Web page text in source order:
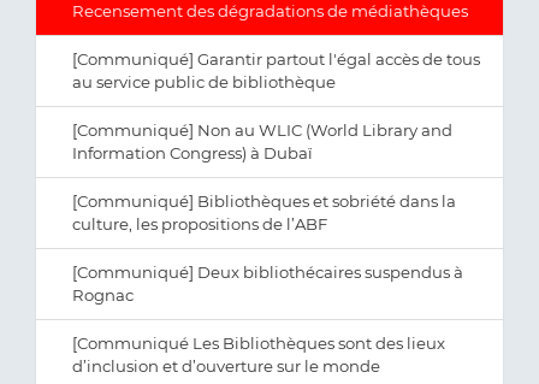
Recensement des dégradations de médiathèques
[Communiqué] Garantir partout l'égal accès de tous
au service public de bibliothèque
[Communiqué] Non au WLIC (World Library and
Information Congress) à Dubaï
[Communiqué] Bibliothèques et sobriété dans la
culture, les propositions de l’ABF
[Communiqué] Deux bibliothécaires suspendus à
Rognac
[Communiqué Les Bibliothèques sont des lieux
d’inclusion et d’ouverture sur le monde